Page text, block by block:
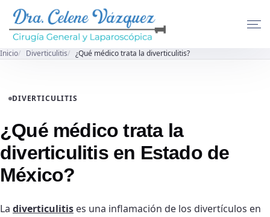
Inicio Diverticulitis ¿Qué médico trata la diverticulitis?
DIVERTICULITIS
¿Qué médico trata la
diverticulitis en Estado de
México?
La diverticulitis es una inflamación de los divertículos en